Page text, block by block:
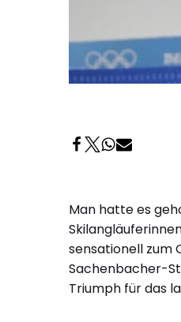
Man hatte es
sensationell zum
Sachenbacher-
Triumph für das